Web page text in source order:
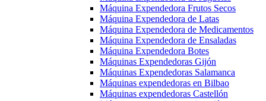
Máquina Expendedora Frutos Secos
Máquina Expendedora de Latas
Máquina Expendedora de Medicamentos
Máquina Expendedora de Ensaladas
Máquina Expendedora Botes
Máquinas Expendedoras Gijón
Máquinas Expendedoras Salamanca
Máquinas expendedoras en Bilbao
Máquinas expendedoras Castellón